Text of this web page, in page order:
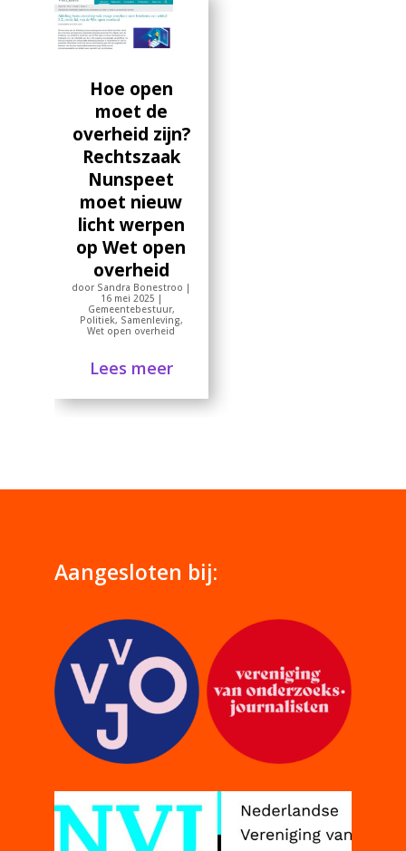
Hoe open
moet de
overheid zijn?
Rechtszaak
Nunspeet
moet nieuw
licht werpen
op Wet open
overheid
door Sandra Bonestroo |
16 mei 2025 |
Gemeentebestuur,
Politiek, Samenleving,
Wet open overheid
Lees meer
Aangesloten bij: